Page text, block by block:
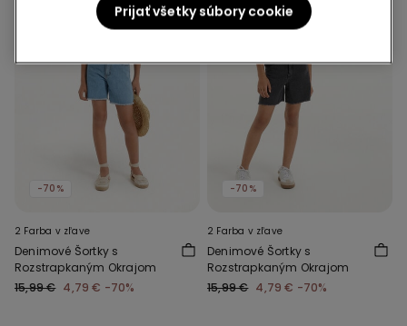
-70%
2 Farba v zľave
Denimové Šortky s
Rozstrapkaným Okrajom
15,99 € 4,79 € -70%
-70%
2 Farba v zľave
Denimové Šortky s
Rozstrapkaným Okrajom
15,99 € 4,79 € -70%
Prijať všetky súbory cookie